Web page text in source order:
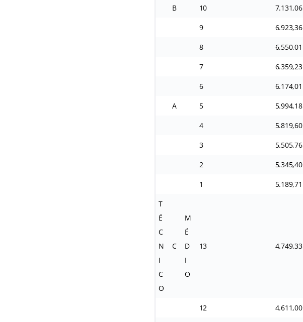
B 10 7.131,06
9 6.923,36
8 6.550,01
7 6.359,23
6 6.174,01
A 5 5.994,18
4 5.819,60
3 5.505,76
2 5.345,40
1 5.189,71
T
É
C
N
I
C
O
C
M
É
D
I
O
13 4.749,33
12 4.611,00